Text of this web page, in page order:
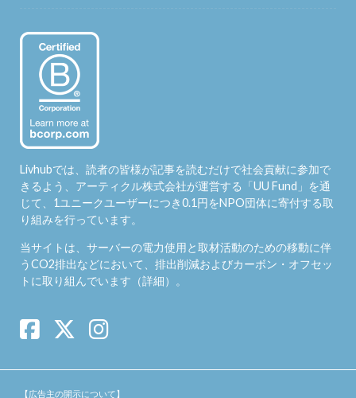
Livhubでは、読者の皆様が記事を読むだけで社会貢献に参加で
きるよう、アーティクル株式会社が運営する「UU Fund 」を通
じて、1ユニークユーザーにつき0.1円をNPO団体に寄付する取
り組みを行っています。
当サイトは、サーバーの電力使用と取材活動のための移動に伴
うCO2排出などにおいて、排出削減およびカーボン・オフセッ
トに取り組んでいます（詳細）。
【広告主の開示について】